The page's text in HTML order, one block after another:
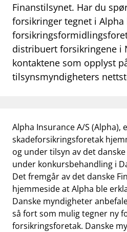
Finanstilsynet. Har du
forsikringer tegnet i
distribuert forsikringene i
kontaktene som opplyst
tilsynsmyndigheters
Alpha Insurance A/S (Alpha),
skadeforsikringsforetak
og under tilsyn av det
under konkursbehandling i
Det fremgår av det danske
hjemmeside at Alpha ble
Danske myndigheter
så fort som mulig tegner ny
forsikringsforetak. Danske